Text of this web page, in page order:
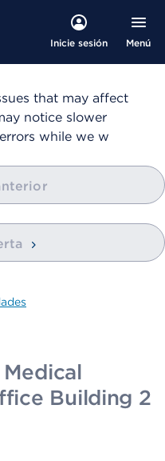
Inicie sesión Menú
that may affect
notice slower
while we w
Building 2